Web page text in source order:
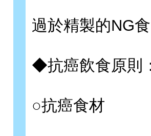
過於精製的NG
◆抗癌飲食原則
○抗癌食材